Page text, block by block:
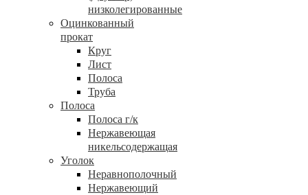
низколегированные
Оцинкованный
прокат
Круг
Лист
Полоса
Труба
Полоса
Полоса г/к
Нержавеющая
никельсодержащая
Уголок
Неравнополочный
Нержавеющий